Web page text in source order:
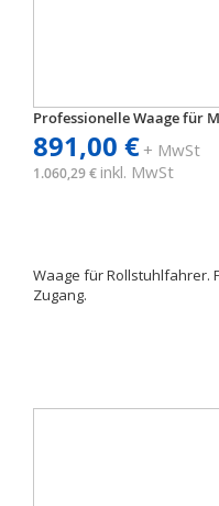
Professionelle Waage für
891,00 €+ MwSt
1.060,29 € inkl. MwSt
Waage für Rollstuhlfahrer.
Zugang.